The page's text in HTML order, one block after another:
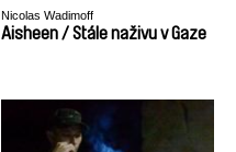
Nicolas Wadimoff
Aisheen / Stále naživu v Gaze